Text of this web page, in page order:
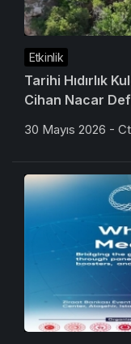
Etkinlik
Tarihi Hıdırlık
Cihan Nacar
30 Mayıs 2026 -